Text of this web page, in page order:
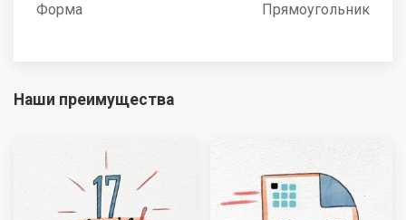
Форма Прямоугольник
Наши преимущества